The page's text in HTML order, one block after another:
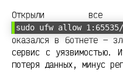
Открыли все
sudo ufw allow
оказался в ботнете —
сервис с уязвимостью.
потеря данных, минус